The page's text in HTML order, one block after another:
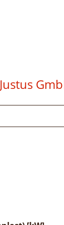
Justus